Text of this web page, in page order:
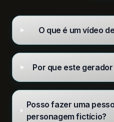
O que é um vídeo
Por que este
Posso fazer uma
personagem fictício?